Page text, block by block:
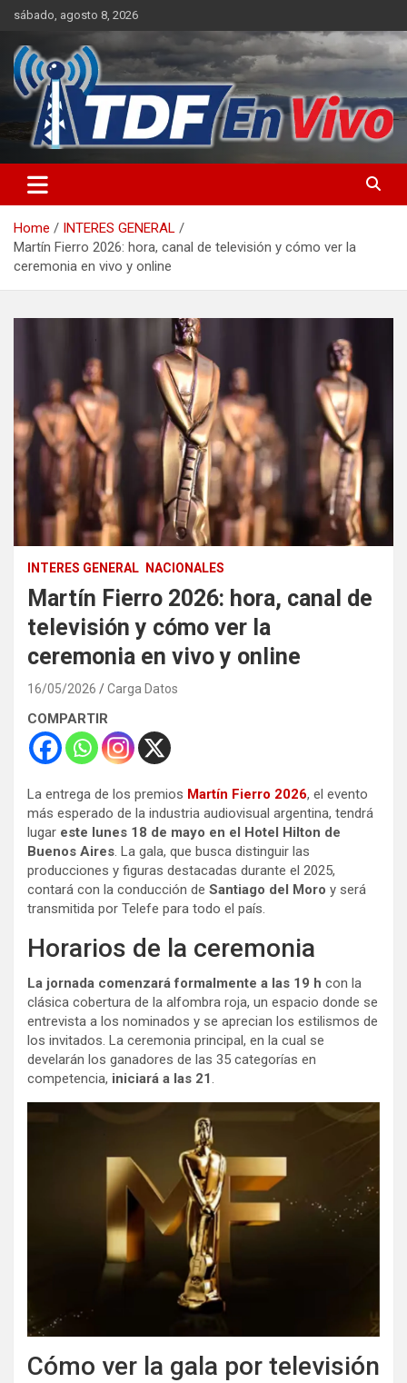
Skip
content
sábado, agosto 8, 2026
Home
INTERES GENERAL
Martín Fierro 2026: hora, canal de televisión y cómo ver la
ceremonia en vivo y online
INTERES GENERAL NACIONALES
Martín Fierro 2026: hora, canal de
televisión y cómo ver la
ceremonia en vivo y online
16/05/2026 Carga Datos
COMPARTIR
La entrega de los premios Martín Fierro 2026, el evento
más esperado de la industria audiovisual argentina, tendrá
lugar este lunes 18 de mayo en el Hotel Hilton de
Buenos Aires . La gala, que busca distinguir las
producciones y figuras destacadas durante el 2025,
contará con la conducción de Santiago del Moro y será
transmitida por Telefe para todo el país.
Horarios de la ceremonia
La jornada comenzará formalmente a las 19 h con la
clásica cobertura de la alfombra roja, un espacio donde se
entrevista a los nominados y se aprecian los estilismos de
los invitados. La ceremonia principal, en la cual se
develarán los ganadores de las 35 categorías en
competencia, iniciará a las 21
Cómo ver la gala por televisión